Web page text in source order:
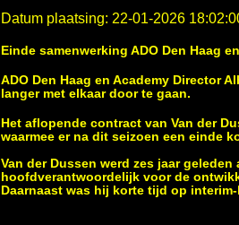
Datum plaatsing: 22-01-2026
Einde samenwerking ADO Den Haag
ADO Den Haag en Academy Director
langer met elkaar door te gaan.
Het aflopende contract van Van der
waarmee er na dit seizoen een einde
Van der Dussen werd zes jaar
hoofdverantwoordelijk voor de
Daarnaast was hij korte tijd op